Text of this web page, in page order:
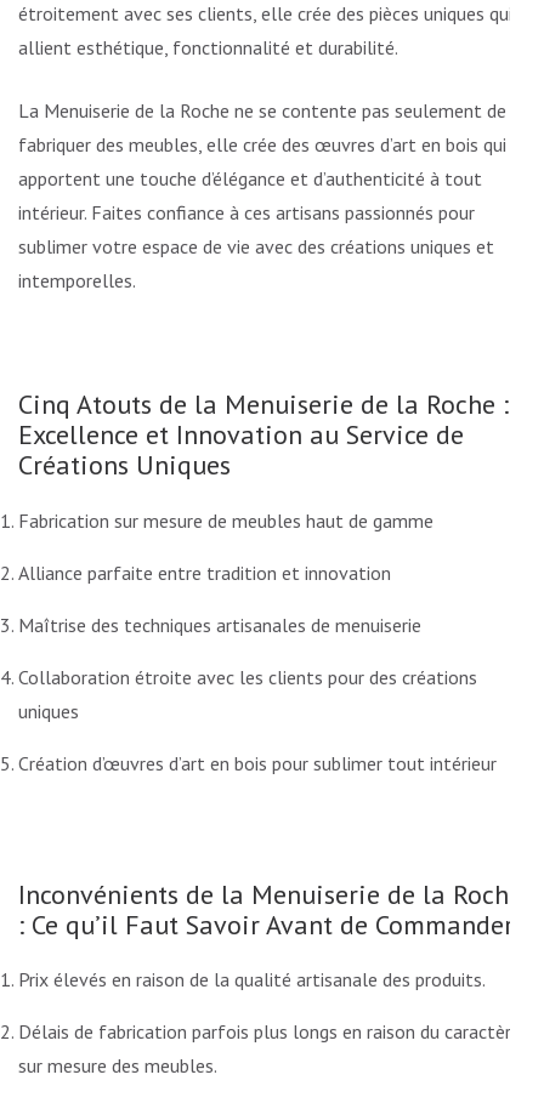
étroitement avec ses clients, elle crée des pièces uniques qui
allient esthétique, fonctionnalité et durabilité.
La Menuiserie de la Roche ne se contente pas seulement de
fabriquer des meubles, elle crée des œuvres d’art en bois qui
apportent une touche d’élégance et d’authenticité à tout
intérieur. Faites confiance à ces artisans passionnés pour
sublimer votre espace de vie avec des créations uniques et
intemporelles.
Cinq Atouts de la Menuiserie de la Roche :
Excellence et Innovation au Service de
Créations Uniques
Fabrication sur mesure de meubles haut de gamme
Alliance parfaite entre tradition et innovation
Maîtrise des techniques artisanales de menuiserie
Collaboration étroite avec les clients pour des créations
uniques
Création d’œuvres d’art en bois pour sublimer tout intérieur
Inconvénients de la Menuiserie de la Roche
: Ce qu’il Faut Savoir Avant de Commander
Prix élevés en raison de la qualité artisanale des produits.
Délais de fabrication parfois plus longs en raison du caractère
sur mesure des meubles.